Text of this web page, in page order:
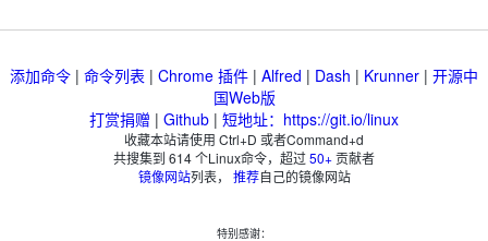
添加命令 | 命令列表 | Chrome 插件 | Alfred | Dash | Krunner | 开源中
国Web版
打赏捐赠 | Github | 短地址：https://git.io/linux
收藏本站请使用 Ctrl+D 或者Command+d
共搜集到 614个Linux命令，超过50+贡献者
镜像网站列表， 推荐自己的镜像网站
特别感谢：